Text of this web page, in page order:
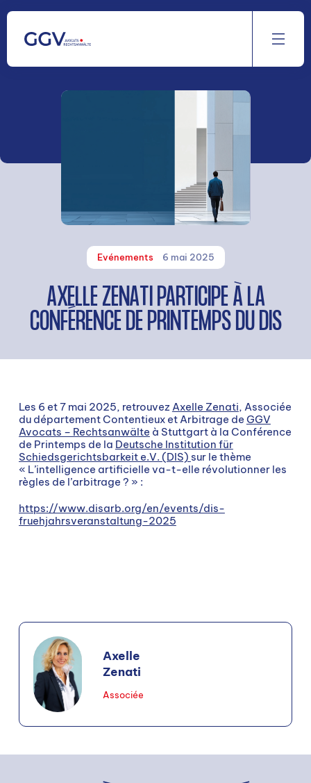
au
contenu
Evénements 6 mai 2025
AXELLE ZENATI PARTICIPE À LA
CONFÉRENCE DE PRINTEMPS DU DIS
Les 6 et 7 mai 2025, retrouvez Axelle Zenati, Associée
du département Contentieux et Arbitrage de GGV
Avocats – Rechtsanwälte à Stuttgart à la Conférence
de Printemps de la Deutsche Institution für
Schiedsgerichtsbarkeit e.V. (DIS) sur le thème
« L’intelligence artificielle va-t-elle révolutionner les
règles de l’arbitrage ? » :
https://www.disarb.org/en/events/dis-
fruehjahrsveranstaltung-2025
Axelle
Zenati
Associée